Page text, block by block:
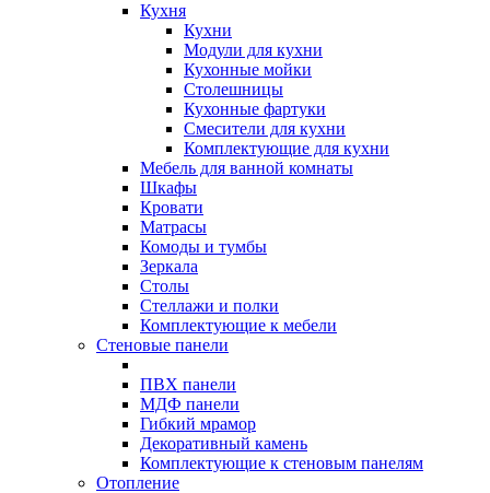
Кухня
Кухни
Модули для кухни
Кухонные мойки
Столешницы
Кухонные фартуки
Смесители для кухни
Комплектующие для кухни
Мебель для ванной комнаты
Шкафы
Кровати
Матрасы
Комоды и тумбы
Зеркала
Столы
Стеллажи и полки
Комплектующие к мебели
Стеновые панели
ПВХ панели
МДФ панели
Гибкий мрамор
Декоративный камень
Комплектующие к стеновым панелям
Отопление